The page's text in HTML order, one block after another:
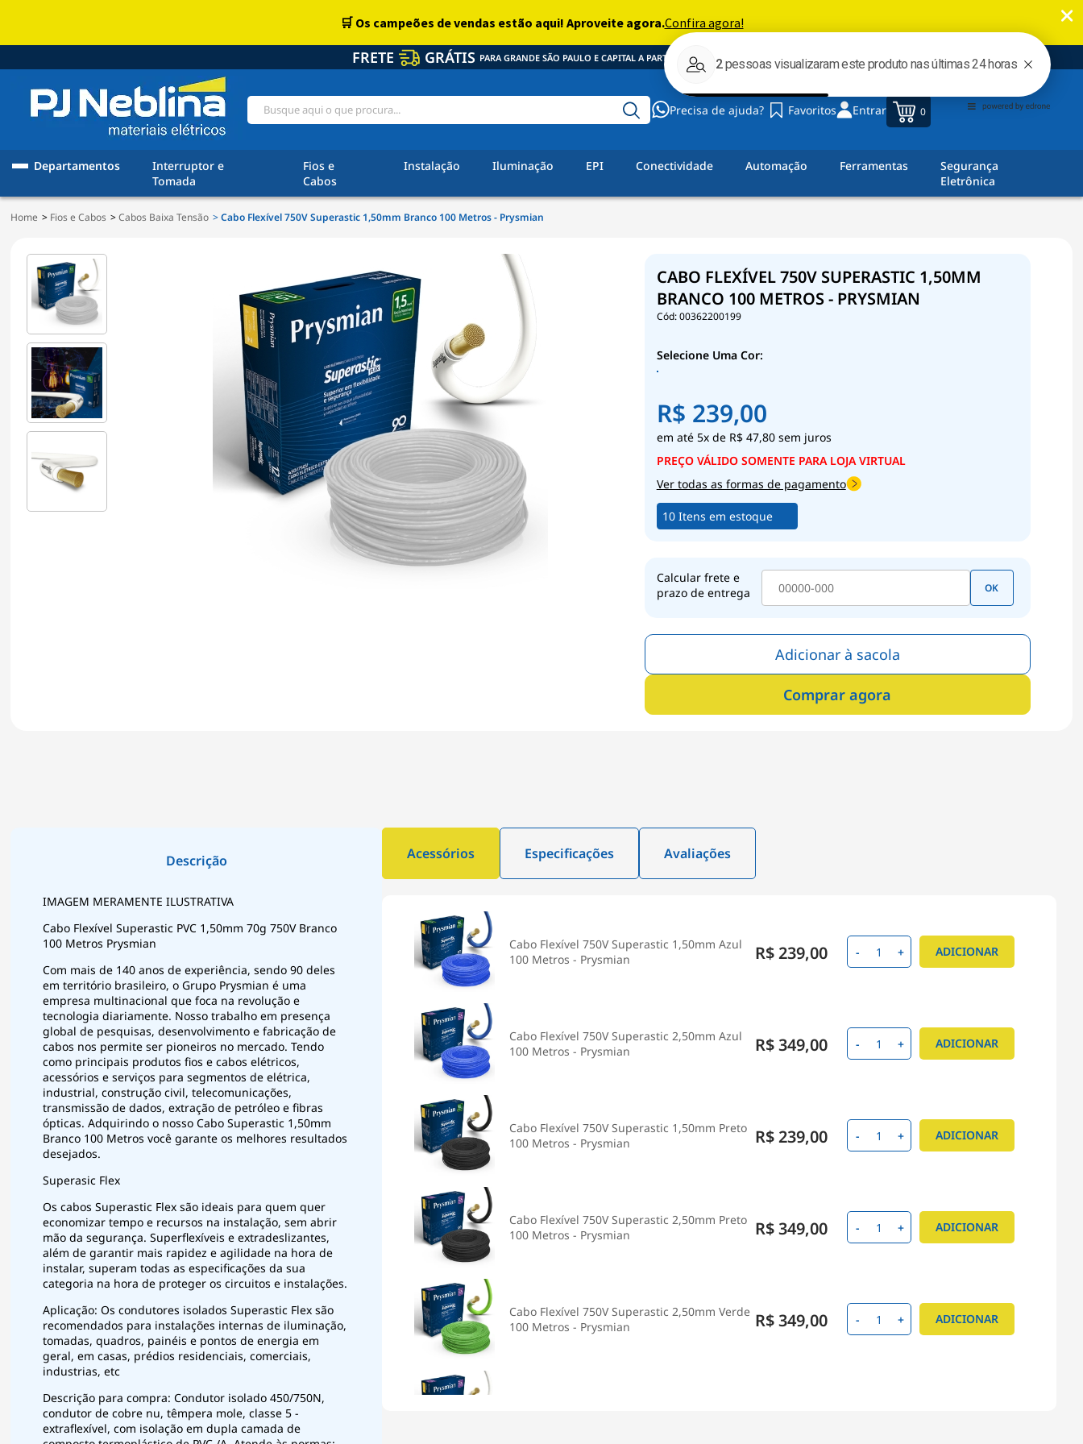
FRETE GRÁTIS PARA GRANDE SÃO PAULO E CAPITAL A PARTIR DE R$ 350,00
Precisa de ajuda? Favoritos Entrar 0
Departamentos
Interruptor e
Tomada
Fios e
Cabos
Instalação Iluminação EPI Conectividade Automação Ferramentas
Segurança
Eletrônica
Home Fios e Cabos Cabos Baixa Tensão Cabo Flexível 750V Superastic 1,50mm Branco 100 Metros - Prysmian
CABO FLEXÍVEL 750V SUPERASTIC 1,50MM
BRANCO 100 METROS - PRYSMIAN
00362200199
Selecione Uma Cor:
R$ 239,00
5x de R$ 47,80sem juros
Ver todas as formas de pagamento
10 Itens em estoque
Calcular frete e
prazo de entrega
OK
Adicionar à sacola
Comprar agora
IMAGEM MERAMENTE ILUSTRATIVA
Cabo Flexível Superastic PVC 1,50mm 70g 750V Branco
100 Metros Prysmian
Com mais de 140 anos de experiência, sendo 90 deles
em território brasileiro, o Grupo Prysmian é uma
empresa multinacional que foca na revolução e
tecnologia diariamente. Nosso trabalho em presença
global de pesquisas, desenvolvimento e fabricação de
cabos nos permite ser pioneiros no mercado. Tendo
como principais produtos fios e cabos elétricos,
acessórios e serviços para segmentos de elétrica,
industrial, construção civil, telecomunicações,
transmissão de dados, extração de petróleo e fibras
ópticas. Adquirindo o nosso Cabo Superastic 1,50mm
Branco 100 Metros você garante os melhores resultados
desejados.
Superasic Flex
Os cabos Superastic Flex são ideais para quem quer
economizar tempo e recursos na instalação, sem abrir
mão da segurança. Superflexíveis e extradeslizantes,
além de garantir mais rapidez e agilidade na hora de
instalar, superam todas as especificações da sua
categoria na hora de proteger os circuitos e instalações.
Aplicação: Os condutores isolados Superastic Flex são
recomendados para instalações internas de iluminação,
tomadas, quadros, painéis e pontos de energia em
geral, em casas, prédios residenciais, comerciais,
industrias, etc
Descrição para compra: Condutor isolado 450/750N,
condutor de cobre nu, têmpera mole, classe 5 -
extraflexível, com isolação em dupla camada de
Acessórios Especificações Avaliações
Cabo Flexível 750V Superastic 1,50mm Azul
100 Metros - Prysmian
R$ 239,00 - + ADICIONAR
Cabo Flexível 750V Superastic 2,50mm Azul
100 Metros - Prysmian
R$ 349,00 - + ADICIONAR
Cabo Flexível 750V Superastic 1,50mm Preto
100 Metros - Prysmian
R$ 239,00 - + ADICIONAR
Cabo Flexível 750V Superastic 2,50mm Preto
100 Metros - Prysmian
R$ 349,00 - + ADICIONAR
Cabo Flexível 750V Superastic 2,50mm Verde
100 Metros - Prysmian
R$ 349,00 - + ADICIONAR